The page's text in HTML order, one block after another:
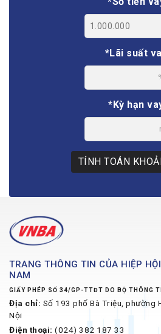
*Lãi suất
*Kỳ hạn
TÍNH TOÁN
TRANG THÔNG TIN CỦA HIỆP
NAM
GIẤY PHÉP SỐ 34/GP-TTĐT DO BỘ THÔNG
Địa chỉ: Số 193 phố Bà Triệu, phường
Nội
Điện thoại: (024) 382 187 33